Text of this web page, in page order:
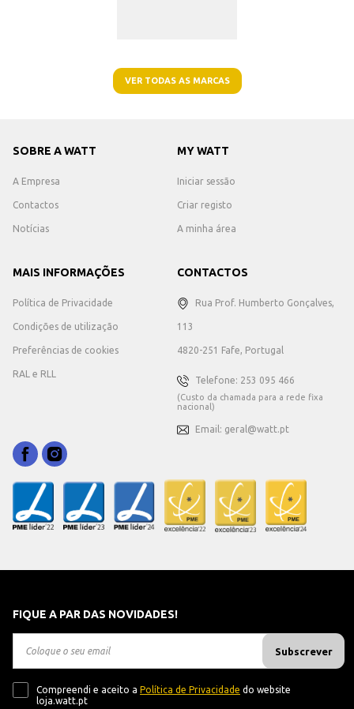
VER TODAS AS MARCAS
SOBRE A WATT
A Empresa
Contactos
Notícias
MY WATT
Iniciar sessão
Criar registo
A minha área
MAIS INFORMAÇÕES
Política de Privacidade
Condições de utilização
Preferências de cookies
RAL e RLL
CONTACTOS
Rua Prof. Humberto Gonçalves,
113
4820-251 Fafe, Portugal
Telefone: 253 095 466
(Custo da chamada para a rede fixa
nacional)
Email: geral@watt.pt
FIQUE A PAR DAS NOVIDADES!
Subscrever
Compreendi e aceito a Política de Privacidade do website
loja.watt.pt